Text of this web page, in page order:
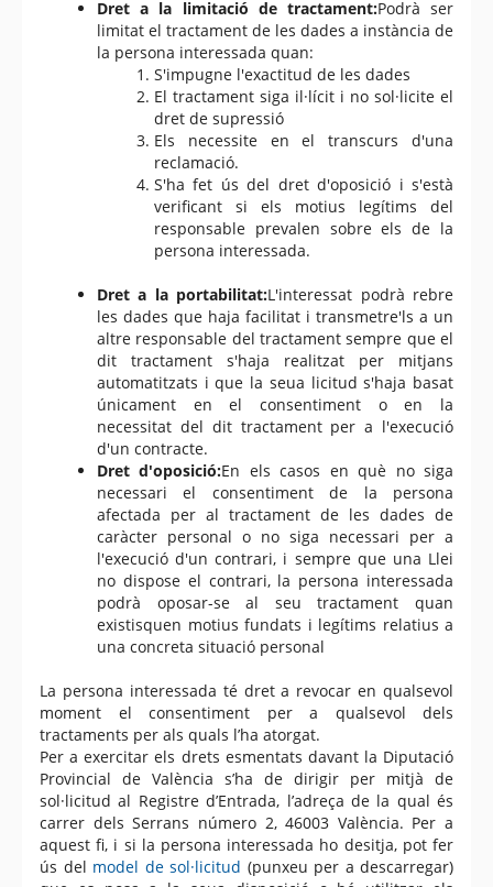
Dret a la limitació de tractament:Podrà ser
limitat el tractament de les dades a instància de
la persona interessada quan:
S'impugne l'exactitud de les dades
El tractament siga il·lícit i no sol·licite el
dret de supressió
Els necessite en el transcurs d'una
reclamació.
S'ha fet ús del dret d'oposició i s'està
verificant si els motius legítims del
responsable prevalen sobre els de la
persona interessada.
Dret a la portabilitat:L'interessat podrà rebre
les dades que haja facilitat i transmetre'ls a un
altre responsable del tractament sempre que el
dit tractament s'haja realitzat per mitjans
automatitzats i que la seua licitud s'haja basat
únicament en el consentiment o en la
necessitat del dit tractament per a l'execució
d'un contracte.
Dret d'oposició:En els casos en què no siga
necessari el consentiment de la persona
afectada per al tractament de les dades de
caràcter personal o no siga necessari per a
l'execució d'un contrari, i sempre que una Llei
no dispose el contrari, la persona interessada
podrà oposar-se al seu tractament quan
existisquen motius fundats i legítims relatius a
una concreta situació personal
La persona interessada té dret a revocar en qualsevol
moment el consentiment per a qualsevol dels
tractaments per als quals l’ha atorgat.
Per a exercitar els drets esmentats davant la Diputació
Provincial de València s’ha de dirigir per mitjà de
sol·licitud al Registre d’Entrada, l’adreça de la qual és
carrer dels Serrans número 2, 46003 València. Per a
aquest fi, i si la persona interessada ho desitja, pot fer
ús del model de sol·licitud (punxeu per a descarregar)